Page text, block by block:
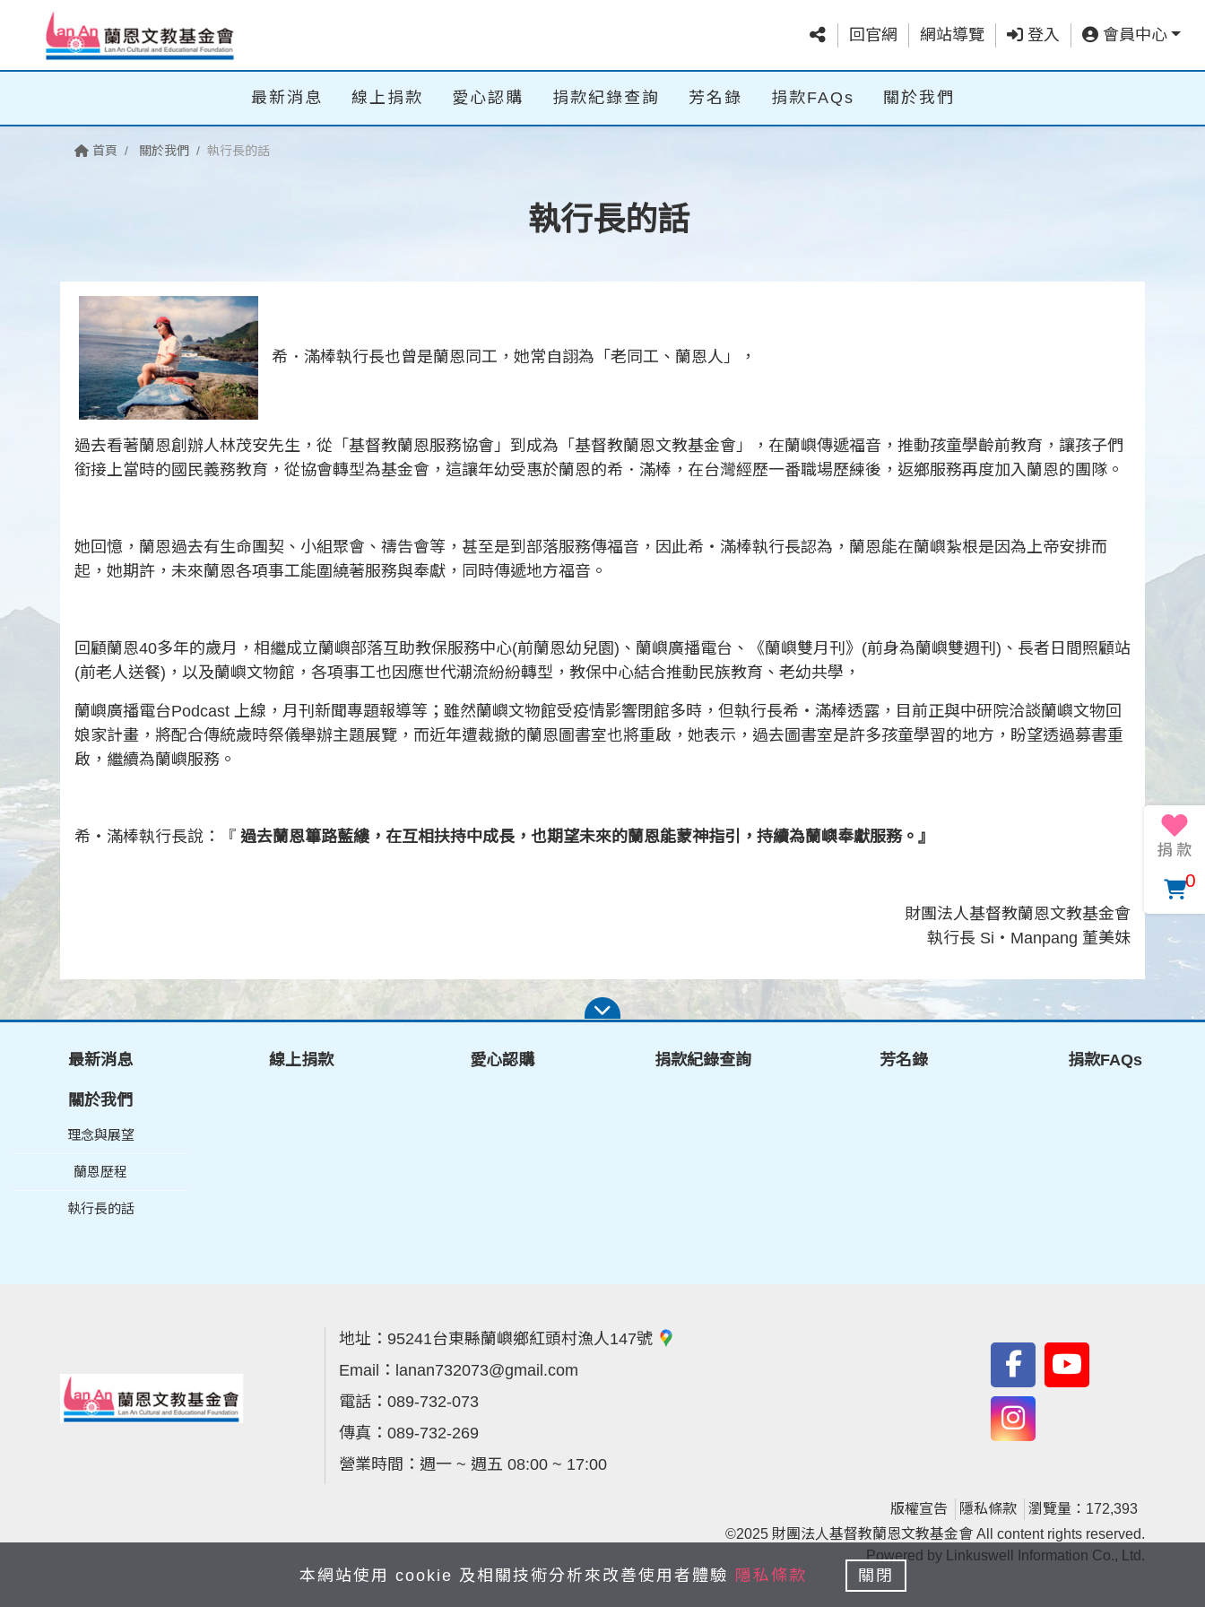
回官網 網站導覽 登入 會員中心
最新消息 線上捐款 愛心認購 捐款紀錄查詢 芳名錄 捐款FAQs 關於我們
首頁 關於我們 執行長的話
執行長的話
希．滿棒執行長也曾是蘭恩同工，她常自詡為「老同工、蘭恩人」，
過去看著蘭恩創辦人林茂安先生，從「基督教蘭恩服務協會」到成為「基督教蘭恩文教基金會」，在蘭嶼傳遞福音，推動孩童學齡前教育，讓孩子們
銜接上當時的國民義務教育，從協會轉型為基金會，這讓年幼受惠於蘭恩的希．滿棒，在台灣經歷一番職場歷練後，返鄉服務再度加入蘭恩的團隊。
她回憶，蘭恩過去有生命團契、小組聚會、禱告會等，甚至是到部落服務傳福音，因此希‧滿棒執行長認為，蘭恩能在蘭嶼紮根是因為上帝安排而
起，她期許，未來蘭恩各項事工能圍繞著服務與奉獻，同時傳遞地方福音。
回顧蘭恩40多年的歲月，相繼成立蘭嶼部落互助教保服務中心(前蘭恩幼兒園)、蘭嶼廣播電台、《蘭嶼雙月刊》(前身為蘭嶼雙週刊)、長者日間照顧站
(前老人送餐)，以及蘭嶼文物館，各項事工也因應世代潮流紛紛轉型，教保中心結合推動民族教育、老幼共學，
蘭嶼廣播電台Podcast 上線，月刊新聞專題報導等；雖然蘭嶼文物館受疫情影響閉館多時，但執行長希‧滿棒透露，目前正與中研院洽談蘭嶼文物回
娘家計畫，將配合傳統歲時祭儀舉辦主題展覽，而近年遭裁撤的蘭恩圖書室也將重啟，她表示，過去圖書室是許多孩童學習的地方，盼望透過募書重
啟，繼續為蘭嶼服務。
希‧滿棒執行長說：『 過去蘭恩篳路藍縷，在互相扶持中成長，也期望未來的蘭恩能蒙神指引，持續為蘭嶼奉獻服務。』
財團法人基督教蘭恩文教基金會
執行長 Si‧Manpang 董美妹
最新消息 線上捐款 愛心認購 捐款紀錄查詢 芳名錄 捐款FAQs
關於我們
理念與展望
蘭恩歷程
執行長的話
地址： 95241台東縣蘭嶼鄉紅頭村漁人147號
Email： lanan732073@gmail.com
電話： 089-732-073
傳真： 089-732-269
營業時間：週一 ~ 週五 08:00 ~ 17:00
版權宣告 隱私條款
瀏覽量：172,393
©2025 財團法人基督教蘭恩文教基金會 All content rights reserved.
Powered by
Linkuswell Information Co., Ltd.
0
本網站使用 cookie 及相關技術分析來改善使用者體驗 隱私條款 關閉